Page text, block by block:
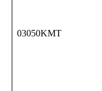
03050KMT